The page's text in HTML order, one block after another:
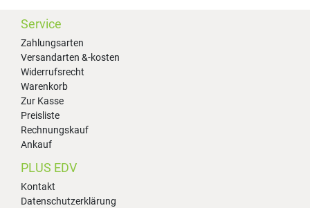
Service
Zahlungsarten
Versandarten &-kosten
Widerrufsrecht
Warenkorb
Zur Kasse
Preisliste
Rechnungskauf
Ankauf
PLUS EDV
Kontakt
Datenschutzerklärung